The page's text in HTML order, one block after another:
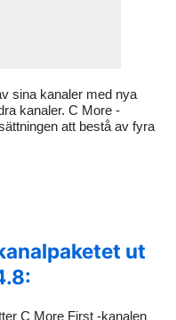
sina kanaler med nya
kanaler. C More -
att bestå av fyra
ut
C More First -kanalen